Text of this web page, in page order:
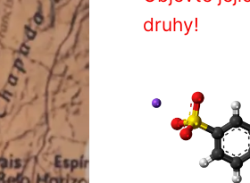
druhy!